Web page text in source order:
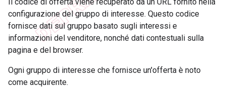
configurazione del gruppo di interesse. Questo codice
fornisce dati sul gruppo basato sugli interessi e
informazioni del venditore, nonché dati contestuali sulla
pagina e del browser.
Ogni gruppo di interesse che fornisce un'offerta è noto
come acquirente.